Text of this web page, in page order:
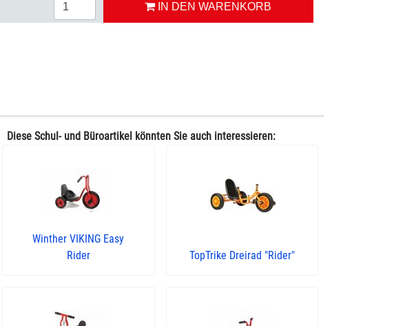
IN DEN WARENKORB
Diese Schul- und Büroartikel könnten Sie auch interessieren:
Winther VIKING Easy
Rider
TopTrike Dreirad "Rider"